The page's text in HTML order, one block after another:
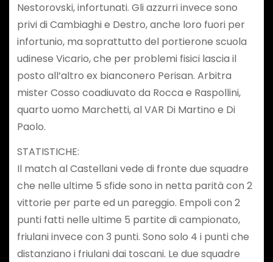
Nestorovski, infortunati. Gli azzurri invece sono
privi di Cambiaghi e Destro, anche loro fuori per
infortunio, ma soprattutto del portierone scuola
udinese Vicario, che per problemi fisici lascia il
posto all’altro ex bianconero Perisan. Arbitra
mister Cosso coadiuvato da Rocca e Raspollini,
quarto uomo Marchetti, al VAR Di Martino e Di
Paolo.
STATISTICHE:
Il match al Castellani vede di fronte due squadre
che nelle ultime 5 sfide sono in netta parità con 2
vittorie per parte ed un pareggio. Empoli con 2
punti fatti nelle ultime 5 partite di campionato,
friulani invece con 3 punti. Sono solo 4 i punti che
distanziano i friulani dai toscani. Le due squadre